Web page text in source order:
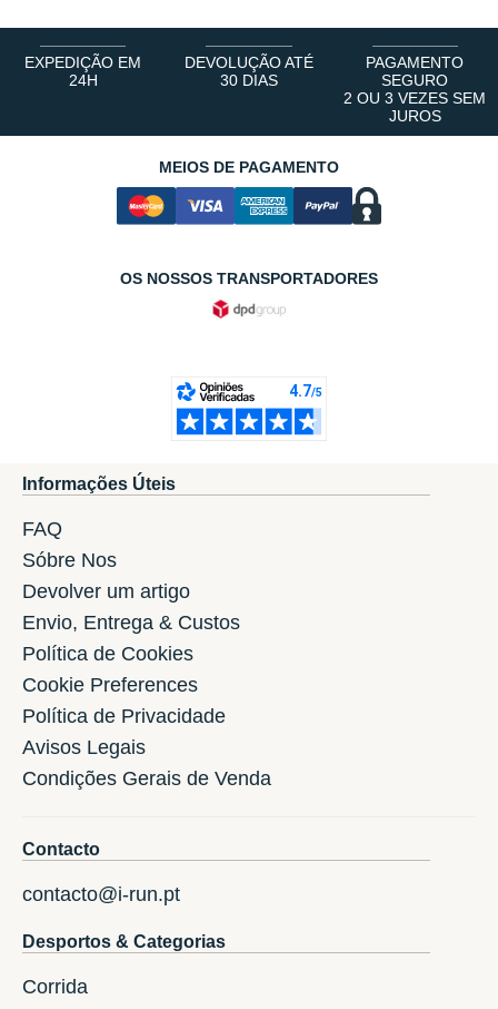
EXPEDIÇÃO EM
24H
DEVOLUÇÃO ATÉ
30 DIAS
PAGAMENTO
SEGURO
2 OU 3 VEZES SEM
JUROS
MEIOS DE PAGAMENTO
OS NOSSOS TRANSPORTADORES
Informações Úteis
FAQ
Sóbre Nos
Devolver um artigo
Envio, Entrega & Custos
Política de Cookies
Cookie Preferences
Política de Privacidade
Avisos Legais
Condições Gerais de Venda
Contacto
contacto@i-run.pt
Desportos & Categorias
Corrida